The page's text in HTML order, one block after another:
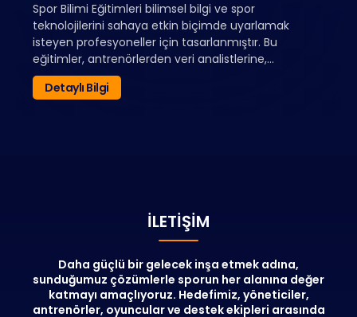
Spor Bilimi Eğitimleri bilimsel bilgi ve spor
teknolojilerini sahaya etkin biçimde uyarlamak
isteyen profesyoneller için tasarlanmıştır. Bu
eğitimler, antrenörlerden veri analistlerine,
akademisyenlerden takım doktorlarına kadar çok
geniş bir kitleye hitap etmektedir. Bu eğitimlerin
Detaylı Bilgi
İLETIŞIM
Daha güçlü bir gelecek inşa etmek adına,
sunduğumuz çözümlerle sporun her alanına değer
katmayı amaçlıyoruz. Hedefimiz, yöneticiler,
antrenörler, oyuncular ve destek ekipleri arasında